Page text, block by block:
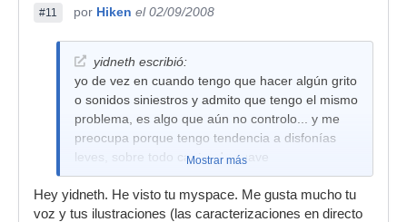
#11 por Hiken el 02/09/2008
yidneth escribió:
yo de vez en cuando tengo que hacer algún grito
o sonidos siniestros y admito que tengo el mismo
problema, es algo que aún no controlo... y me
preocupa porque tengo tendencia a disfonías
leves, sobre todo cantando suave
Mostrar más
Hey yidneth. He visto tu myspace. Me gusta mucho tu
voz y tus ilustraciones (las caracterizaciones en directo